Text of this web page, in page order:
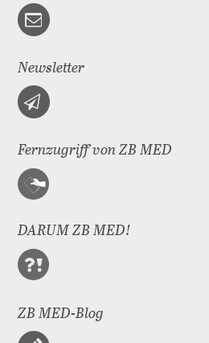
Newsletter
Fernzugriff von ZB MED
DARUM ZB MED!
ZB MED-Blog